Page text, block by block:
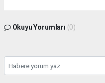
Okuyu Yorumları (0)